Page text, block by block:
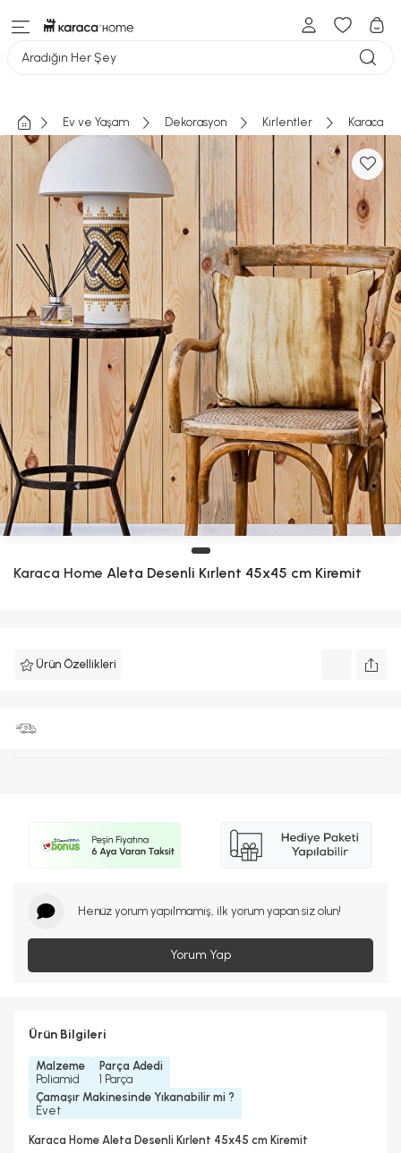
Aradığın Her Şey
Ev ve Yaşam Dekorasyon Kırlentler Karaca
Karaca Home Aleta Desenli Kırlent 45x45 cm Kiremit
Ürün Özellikleri
Henüz yorum yapılmamış, ilk yorum yapan siz olun!
Yorum Yap
Ürün Bilgileri
Malzeme
Poliamid
Parça Adedi
1 Parça
Çamaşır Makinesinde Yıkanabilir mi ?
Evet
Karaca Home Aleta Desenli Kırlent 45x45 cm Kiremit